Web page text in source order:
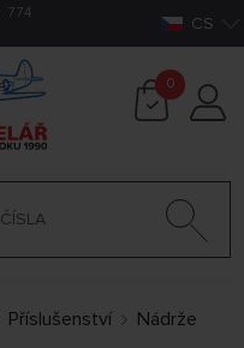
774
CS
0
Příslušenství Nádrže